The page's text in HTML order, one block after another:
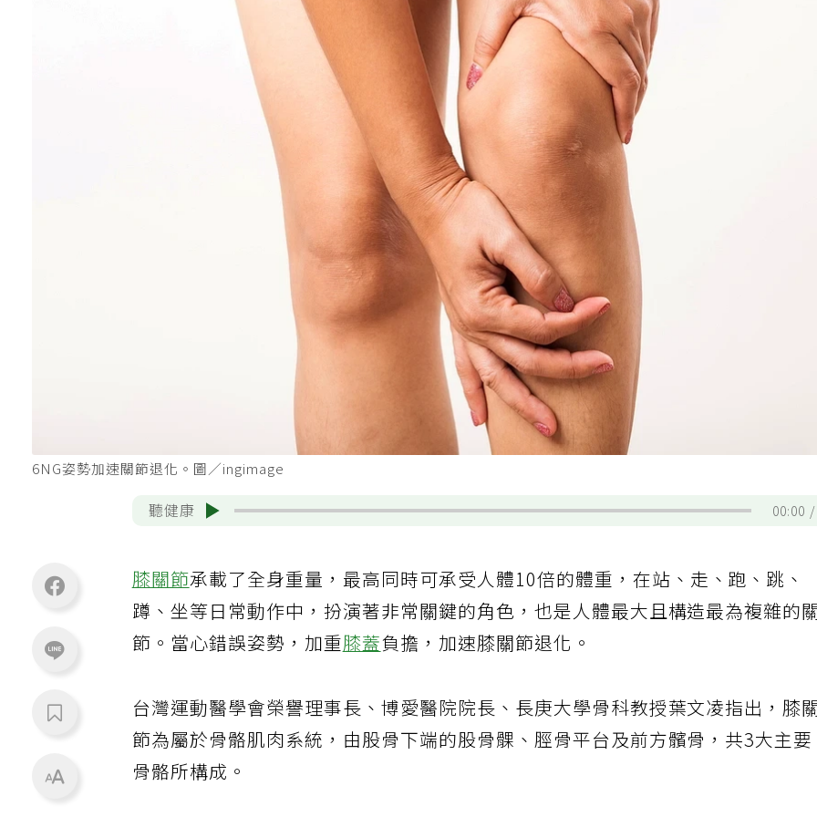
6NG姿勢加速關節退化。圖／ingimage
聽健康 00:00
膝關節承載了全身重量，最高同時可承受人體10倍的體重，在站、走、跑、跳、
蹲、坐等日常動作中，扮演著非常關鍵的角色，也是人體最大且構造最為複雜的
節。當心錯誤姿勢，加重膝蓋負擔，加速膝關節退化。
台灣運動醫學會榮譽理事長、博愛醫院院長、長庚大學骨科教授葉文凌指出，膝
節為屬於骨骼肌肉系統，由股骨下端的股骨髁、脛骨平台及前方髕骨，共3大主要
骨骼所構成。